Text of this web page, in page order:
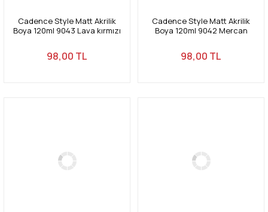
Cadence Style Matt Akrilik
Boya 120ml 9043 Lava kırmızı
98,00 TL
Cadence Style Matt Akrilik
Boya 120ml 9042 Mercan
98,00 TL